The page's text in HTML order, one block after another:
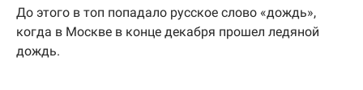
До этого в топ попадало русское слово «дождь»,
когда в Москве в конце декабря прошел ледяной
дождь.